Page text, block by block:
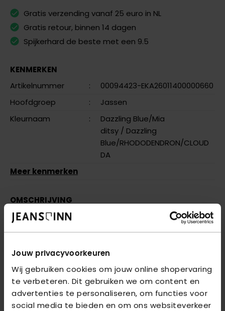
Jouw privacyvoorkeuren
Wij gebruiken cookies om jouw online shopervaring
te verbeteren. Dit gebruiken we om content en
advertenties te personaliseren, om functies voor
social media te bieden en om ons websiteverkeer
Gratis verzending vanaf 25 euro in NL
Gratis retour, binnen 14 dagen
Spijkerhard de beste met een 9.5
KENMERKEN
Artikelnummer
:
00094423-EKA26011400000660
Hoofdgroep
:
Jassen
Kleurnaam
:
Dazzling Blue/Mia
ditsy / Dazzling
Blue/RHODODENDRON/CLOUD
DA
Meer kenmerken
OMSCHRIJVING
KONANDREA LONG SHACKET CP OTW - Dazzling
VRAGEN OVER DIT PRODUCT?
We helpen je graag verder online of in één van onze 6
winkels. Stel je vraag aan deklantenserviceof bezoek
een van onze winkels.